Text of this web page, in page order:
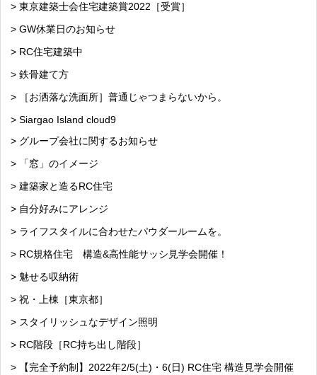
> 東京建築士会住宅建築賞2022［受賞］
> GW休業日のお知らせ
> RC住宅建築中
> 鉄骨建て方
> ［お洒落な洗面所］普通じゃつまらないから。
> Siargao Island cloud9
> グループ会社に関するお知らせ
> 「窓」のイメージ
> 建築家と造るRC住宅
> 自分好みにアレンジ
> ライフスタイルに合わせたパウダールームを。
> RC規格住宅 構造&高性能サッシ見学会開催！
> 魅せる収納術
> 祝・上棟［東京都］
> スタイリッシュなデザイン照明
> RC階段［RC持ち出し階段］
> 【完全予約制】2022年2/5(土)・6(日) RC住宅 構造見学会開催